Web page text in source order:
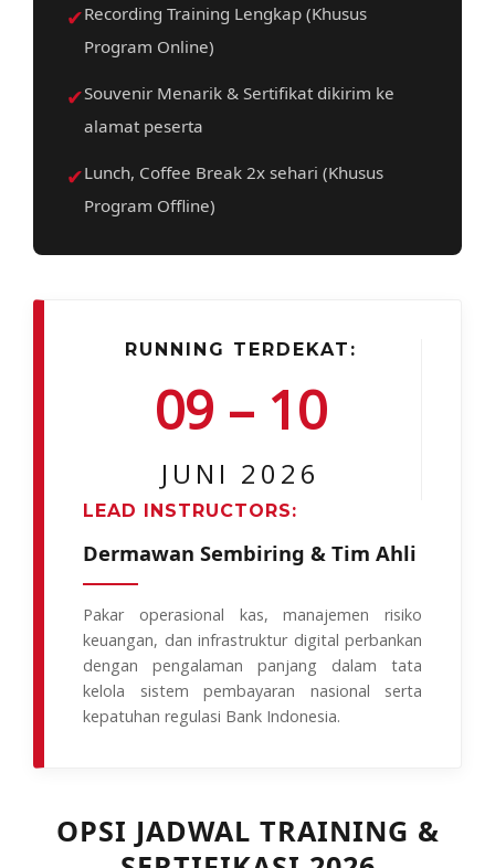
✔Recording Training Lengkap (Khusus
Program Online)
✔Souvenir Menarik & Sertifikat dikirim ke
alamat peserta
✔Lunch, Coffee Break 2x sehari (Khusus
Program Offline)
RUNNING TERDEKAT:
09 – 10
JUNI 2026
LEAD INSTRUCTORS:
Dermawan Sembiring & Tim Ahli
Pakar operasional kas, manajemen risiko
keuangan, dan infrastruktur digital perbankan
dengan pengalaman panjang dalam tata
kelola sistem pembayaran nasional serta
kepatuhan regulasi Bank Indonesia.
OPSI JADWAL TRAINING &